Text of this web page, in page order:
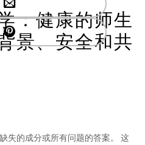
：健康的师生
景、安全和共
失的成分或所有问题的答案。 这